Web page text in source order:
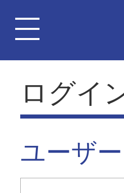
ログイ
ユーザ